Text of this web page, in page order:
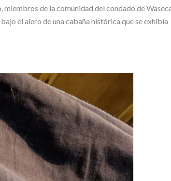
de la comunidad del condado de
el alero de una cabaña histórica que se exhibía